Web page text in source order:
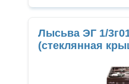
Лысьва ЭГ 1/
(стеклянная